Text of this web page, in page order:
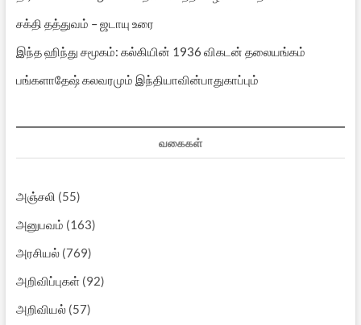
சக்தி தத்துவம் – ஜடாயு உரை
இந்த ஹிந்து சமூகம்: கல்கியின் 1936 விகடன் தலையங்கம்
பங்களாதேஷ் கலவரமும் இந்தியாவின்பாதுகாப்பும்
வகைகள்
அஞ்சலி (55)
அனுபவம் (163)
அரசியல்(769)
அறிவிப்புகள்(92)
அறிவியல்(57)